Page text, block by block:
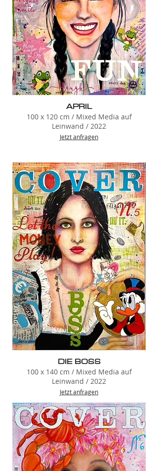
APRIL
100 x 120 cm / Mixed Media auf
Leinwand / 2022
Jetzt anfragen
DIE BOSS
100 x 140 cm / Mixed Media auf
Leinwand / 2022
Jetzt anfragen